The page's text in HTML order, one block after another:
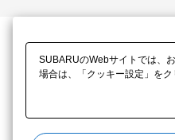
SUBARUのWebサイトでは、
場合は、「クッキー設定」をク